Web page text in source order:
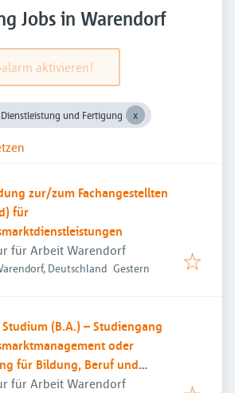
Jobs in Warendorf
aktivieren!
und Fertigung
zur/zum Fachangestellten
für
für Arbeit Warendorf
Deutschland Veröffentlicht
Gestern
Studium (B.A.) – Studiengang
oder
für Bildung, Beruf und
für Arbeit Warendorf